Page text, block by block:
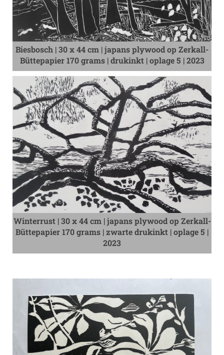
Biesbosch | 30 x 44 cm | japans plywood op Zerkall-
Büttepapier 170 grams | drukinkt | oplage 5 | 2023
Winterrust | 30 x 44 cm | japans plywood op Zerkall-
Büttepapier 170 grams | zwarte drukinkt | oplage 5 |
2023